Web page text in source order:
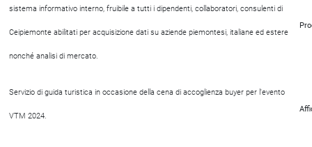
sistema informativo interno, fruibile a tutti i dipendenti, collaboratori, consulenti di
Ceipiemonte abilitati per acquisizione dati su aziende piemontesi, italiane ed estere
nonché analisi di mercato.
Servizio di guida turistica in occasione della cena di accoglienza buyer per l'evento
VTM 2024.